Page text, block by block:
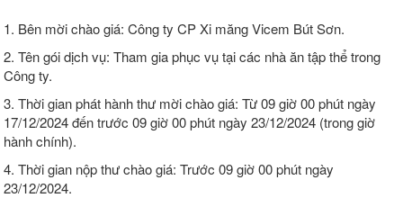
1. Bên mời chào giá: Công ty CP Xi măng Vicem Bút Sơn.
2. Tên gói dịch vụ: Tham gia phục vụ tại các nhà ăn tập thể trong
Công ty.
3. Thời gian phát hành thư mời chào giá: Từ 09 giờ 00 phút ngày
17/12/2024 đến trước 09 giờ 00 phút ngày 23/12/2024 (trong giờ
hành chính).
4. Thời gian nộp thư chào giá: Trước 09 giờ 00 phút ngày
23/12/2024.